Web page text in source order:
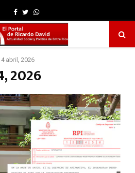
Facebook
TwitterWhatsapp
abril, 2026
2026